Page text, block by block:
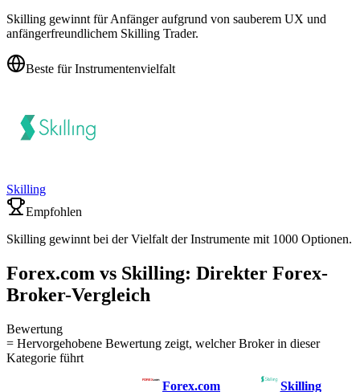
Skilling gewinnt für Anfänger aufgrund von sauberem UX und
anfängerfreundlichem Skilling Trader.
Beste für Instrumentenvielfalt
Skilling
Empfohlen
Skilling gewinnt bei der Vielfalt der Instrumente mit 1000 Optionen.
Forex.com vs Skilling: Direkter Forex-
Broker-Vergleich
Bewertung
= Hervorgehobene Bewertung zeigt, welcher Broker in dieser
Kategorie führt
Forex.com Skilling